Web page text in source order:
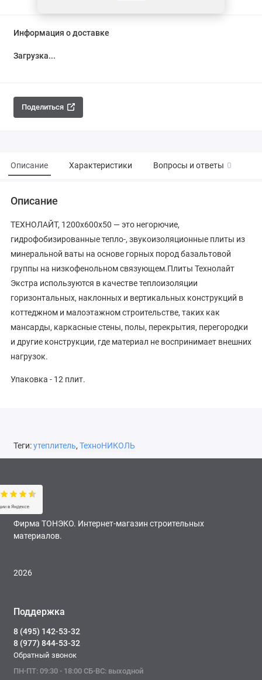
Информация о доставке
Загрузка...
Поделиться
Описание Характеристики Вопросы и ответы 0
Описание
ТЕХНОЛАЙТ, 1200x600x50 — это негорючие,
гидрофобизированные тепло-, звукоизоляционные плиты из
минеральной ваты на основе горных пород базальтовой
группы на низкофенольном связующем.Плиты Технолайт
Экстра используются в качестве теплоизоляции
горизонтальных, наклонных и вертикальных конструкций в
коттеджном и малоэтажном строительстве, таких как
мансарды, каркасные стены, полы, перекрытия, перегородки
и другие конструкции, где материал не воспринимает внешних
нагрузок.
Упаковка - 12 плит.
Теги:утеплитель, ТехноНИКОЛЬ
Фирма ТОНЭКО. Интернет-магазин строительных
материалов.
2026
Поддержка
8 (495) 142-53-32
8 (977) 844-53-32
Обратный звонок
ПН-ПТ: 09:30 - 18:00 СБ-ВС: выходной